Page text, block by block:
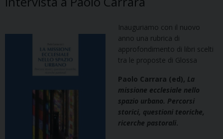
Inauguriamo con il nuovo
anno una rubrica di
approfondimento di libri scelti
tra le proposte di Glossa
Paolo Carrara (ed), La
missione ecclesiale nello
spazio urbano. Percorsi
storici, questioni teoriche,
ricerche pastorali.